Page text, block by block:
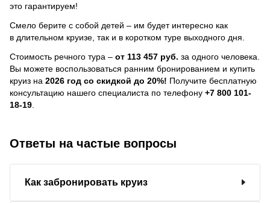
это гарантируем!
Смело берите с собой детей – им будет интересно как
в длительном круизе, так и в коротком туре выходного дня.
Стоимость речного тура – от 113 457 руб. за одного человека.
Вы можете воспользоваться ранним бронированием и купить
круиз на 2026 год со скидкой до 20%! Получите бесплатную
консультацию нашего специалиста по телефону +7 800 101-
18-19
Ответы на частые вопросы
Как забронировать круиз